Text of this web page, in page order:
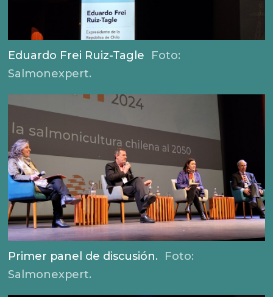
Eduardo Frei Ruiz-Tagle
Foto:
Salmonexpert.
Primer panel de discusión.
Foto:
Salmonexpert.